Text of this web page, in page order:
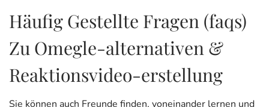
Häufig Gestellte Fragen (faqs)
Zu Omegle-alternativen &
Reaktionsvideo-erstellung
Sie können auch Freunde finden, voneinander lernen und